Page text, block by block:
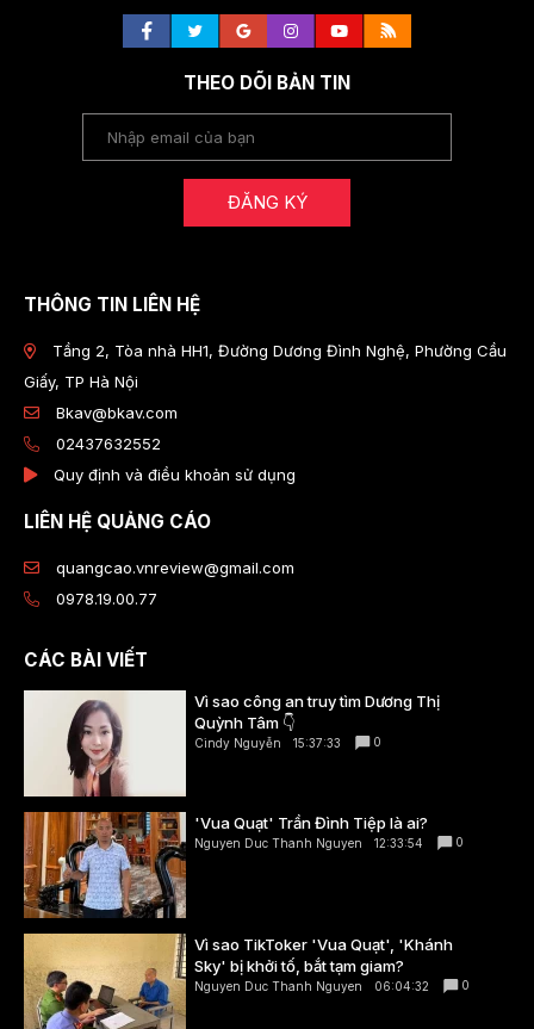
THEO DÕI BẢN TIN
ĐĂNG KÝ
THÔNG TIN LIÊN HỆ
Tầng 2, Tòa nhà HH1, Đường Dương Đình Nghệ, Phường Cầu
Giấy, TP Hà Nội
Bkav@bkav.com
02437632552
Quy định và điều khoản sử dụng
LIÊN HỆ QUẢNG CÁO
quangcao.vnreview@gmail.com
0978.19.00.77
CÁC BÀI VIẾT
Vì sao công an truy tìm Dương Thị
Quỳnh Tâm 👇
Cindy Nguyễn 15:37:33 0
'Vua Quạt' Trần Đình Tiệp là ai?
Nguyen Duc Thanh Nguyen 12:33:54 0
Vì sao TikToker 'Vua Quạt', 'Khánh
Sky' bị khởi tố, bắt tạm giam?
Nguyen Duc Thanh Nguyen 06:04:32 0